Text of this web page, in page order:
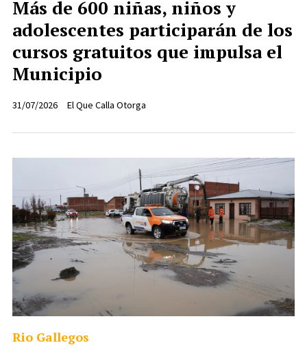
Más de 600 niñas, niños y
adolescentes participarán de los
cursos gratuitos que impulsa el
Municipio
El Que Calla Otorga
31/07/2026
Rio Gallegos